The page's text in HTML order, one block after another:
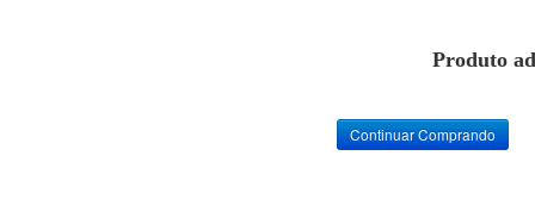
Produto
Continuar Comprando